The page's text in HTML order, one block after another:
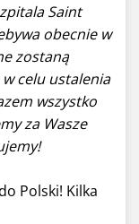
Saint
obecnie w
zostaną
celu ustalenia
wszystko
za Wasze
Polski! Kilka